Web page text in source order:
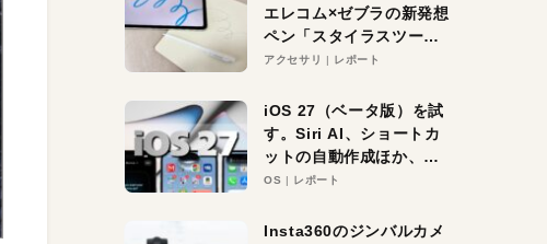
エレコム×ゼブラの新発想
ペン「スタイラスツーウ
ェイ」レビュー。持ち替
アクセサリ レポート
iOS 27（ベータ版）を試
す。Siri AI、ショートカ
ットの自動作成ほか、期
待大の便利機能5選。
る未来はすぐそこ！
OS レポート
Insta360のジンバルカメ